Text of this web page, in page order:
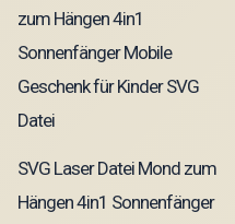
SVG Laser Datei Mond zum
Hängen 4in1 Sonnenfänger